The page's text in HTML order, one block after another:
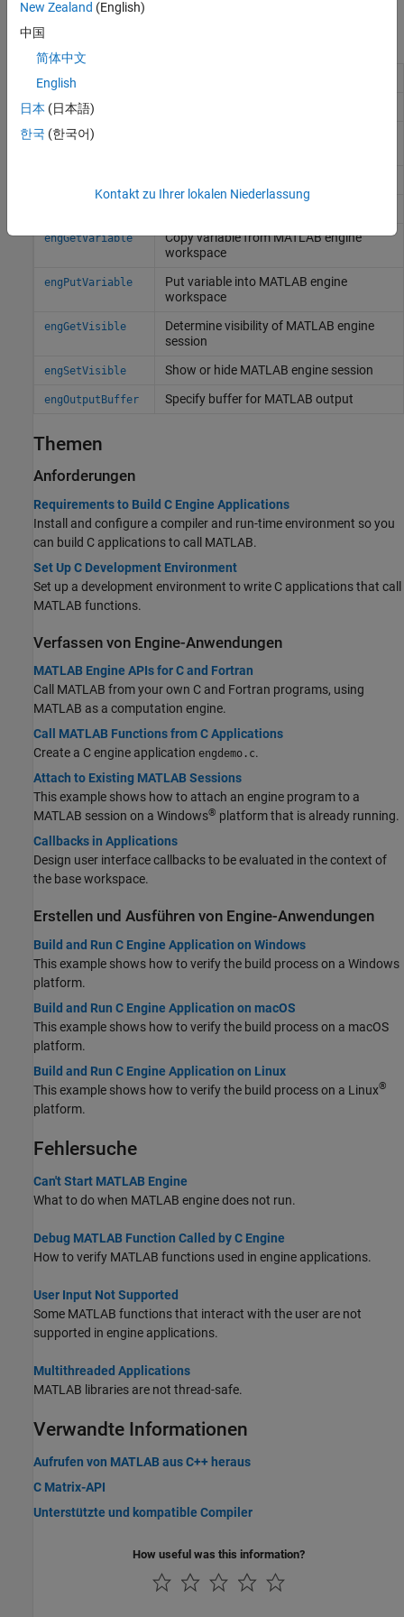
Engine-API für C
Engine
engOpen
engOpenSingleUse
engGetVariable Copy variable fromMATLABengine
workspace
engPutVariable Put variable into MATLAB engine
workspace
engGetVisible Determine visibility of MATLAB engine
session
engSetVisible Show or hide MATLAB engine session
engOutputBuffer Specify buffer for MATLAB output
Themen
Anforderungen
Requirements to Build C Engine Applications
Install and configure a compiler and run-time environment so you
can build C applications to call MATLAB.
Set Up C Development Environment
Set up a development environment to write C applications that call
MATLAB functions.
Verfassen von Engine-Anwendungen
MATLAB Engine APIs for C and Fortran
Call MATLAB from your own C and Fortran programs, using
MATLAB as a computation engine.
Call MATLAB Functions from C Applications
Create a C engine application engdemo.c.
Attach to Existing MATLAB Sessions
This example shows how to attach an engine program to a
MATLAB session on a Windows® platform that is already running.
Callbacks in Applications
Design user interface callbacks to be evaluated in the context of
the base workspace.
Erstellen und Ausführen von Engine-Anwendungen
Build and Run C Engine Application on Windows
This example shows how to verify the build process on a Windows
platform.
Build and Run C Engine Application on macOS
This example shows how to verify the build process on a macOS
platform.
Build and Run C Engine Application on Linux
This example shows how to verify the build process on a Linux®
platform.
Fehlersuche
Can't Start MATLAB Engine
What to do when MATLAB engine does not run.
Debug MATLAB Function Called by C Engine
How to verify MATLAB functions used in engine applications.
User Input Not Supported
Some MATLAB functions that interact with the user are not
supported in engine applications.
Multithreaded Applications
MATLAB libraries are not thread-safe.
Verwandte Informationen
Aufrufen von MATLAB aus C++ heraus
C Matrix-API
Unterstützte und kompatible Compiler
How useful was this information?
New Zealand (English)
中国
简体中文
English
日本 (日本語)
한국 (한국어)
Kontakt zu Ihrer lokalen Niederlassung